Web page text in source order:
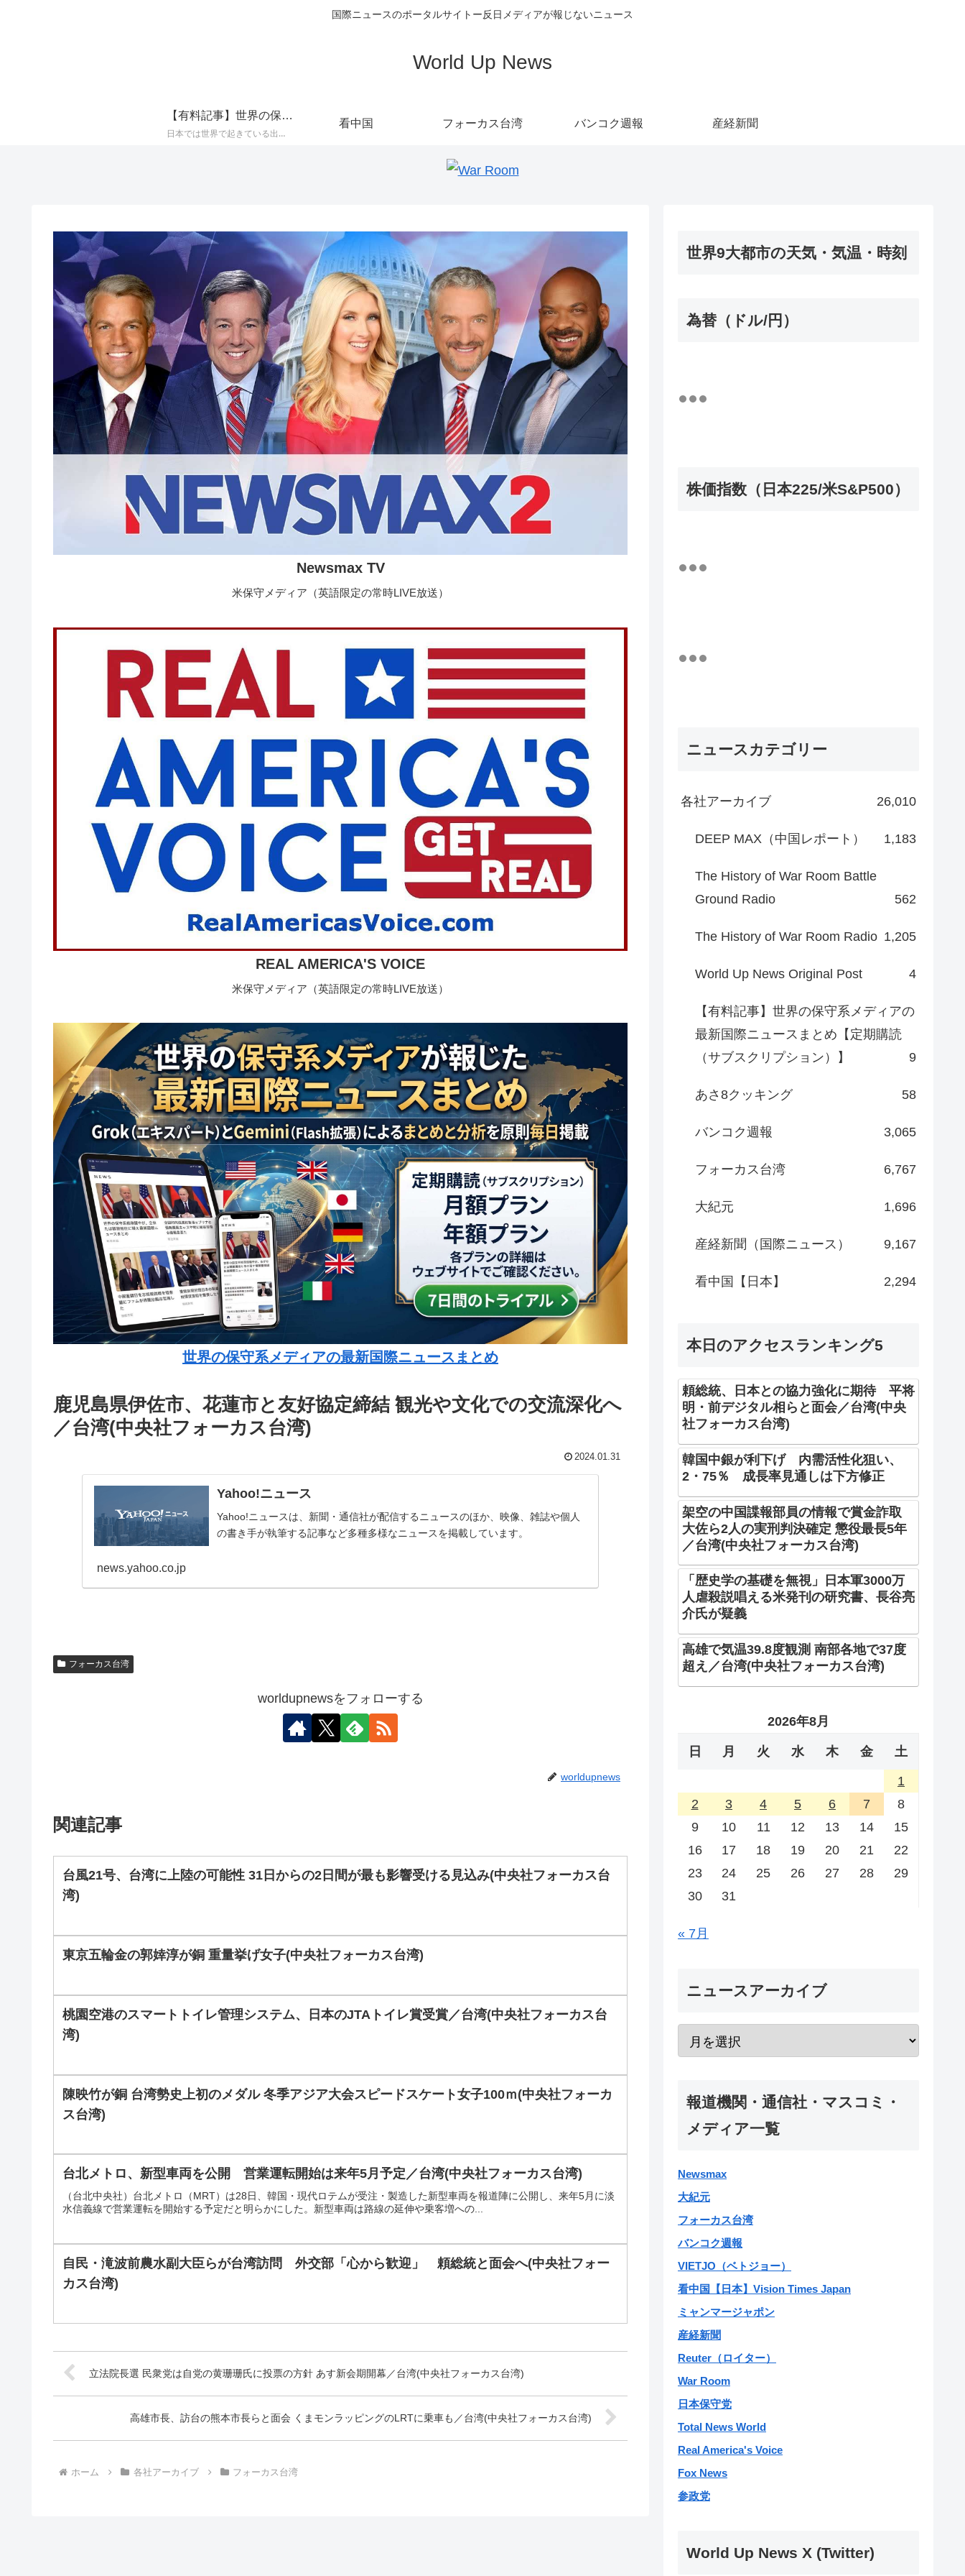
国際ニュースのポータルサイトー反日メディアが報じないニュース
World Up News
【有料記事】世界の保守系メディアの最新国際ニュースまとめ【定期購読（サブスクリプション）】
日本では世界で起きている出来事が報じられることが少なく、かつプロパガンダ（政治的宣伝）やフェイク（嘘）で塗り固められた海外メディアのニュースをそのまま垂れ流すメディアが多いことから、世界の保守系とされるメディアに絞り、その最新の国際ニュースをAIによって日本語でまとめて配信しております。
看中国 フォーカス台湾 バンコク週報 産経新聞
Newsmax TV
米保守メディア（英語限定の常時LIVE放送）
REAL AMERICA'S VOICE
米保守メディア（英語限定の常時LIVE放送）
世界の保守系メディアの最新国際ニュースまとめ
鹿児島県伊佐市、花蓮市と友好協定締結 観光や文化での交流深化へ
／台湾(中央社フォーカス台湾)
2024.01.31
Yahoo!ニュース
Yahoo!ニュースは、新聞・通信社が配信するニュースのほか、映像、雑誌や個人
の書き手が執筆する記事など多種多様なニュースを掲載しています。
news.yahoo.co.jp
フォーカス台湾
worldupnewsをフォローする
worldupnews
関連記事
台風21号、台湾に上陸の可能性 31日からの2日間が最も影響受ける見込み(中央社フォーカス台
湾)
東京五輪金の郭婞淳が銅 重量挙げ女子(中央社フォーカス台湾)
桃園空港のスマートトイレ管理システム、日本のJTAトイレ賞受賞／台湾(中央社フォーカス台
湾)
陳映竹が銅 台湾勢史上初のメダル 冬季アジア大会スピードスケート女子100ｍ(中央社フォーカ
ス台湾)
台北メトロ、新型車両を公開 営業運転開始は来年5月予定／台湾(中央社フォーカス台湾)
（台北中央社）台北メトロ（MRT）は28日、韓国・現代ロテムが受注・製造した新型車両を報道陣に公開し、来年5月に淡
水信義線で営業運転を開始する予定だと明らかにした。新型車両は路線の延伸や乗客増への...
自民・滝波前農水副大臣らが台湾訪問 外交部「心から歓迎」 頼総統と面会へ(中央社フォー
カス台湾)
立法院長選 民衆党は自党の黄珊珊氏に投票の方針 あす新会期開幕／台湾(中央社フォーカス台湾)
高雄市長、訪台の熊本市長らと面会 くまモンラッピングのLRTに乗車も／台湾(中央社フォーカス台湾)
ホーム 各社アーカイブ フォーカス台湾
世界9大都市の天気・気温・時刻
為替（ドル/円）
株価指数（日本225/米S&P500）
ニュースカテゴリー
各社アーカイブ 26,010
DEEP MAX（中国レポート） 1,183
The History of War Room Battle
Ground Radio
562
The History of War Room Radio 1,205
World Up News Original Post 4
【有料記事】世界の保守系メディアの
最新国際ニュースまとめ【定期購読
（サブスクリプション）】
9
あさ8クッキング 58
バンコク週報 3,065
フォーカス台湾 6,767
大紀元 1,696
産経新聞（国際ニュース） 9,167
看中国【日本】 2,294
本日のアクセスランキング5
頼総統、日本との協力強化に期待 平将
明・前デジタル相らと面会／台湾(中央
社フォーカス台湾)
韓国中銀が利下げ 内需活性化狙い、
2・75％ 成長率見通しは下方修正
架空の中国諜報部員の情報で賞金詐取
大佐ら2人の実刑判決確定 懲役最長5年
／台湾(中央社フォーカス台湾)
「歴史学の基礎を無視」日本軍3000万
人虐殺説唱える米発刊の研究書、長谷亮
介氏が疑義
高雄で気温39.8度観測 南部各地で37度
超え／台湾(中央社フォーカス台湾)
2026年8月
日 月 火 水 木 金 土
1
2
3 4 5 6 7
8
9
10 11 12 13 14
15
16
17 18 19 20 21
22
23
24 25 26 27 28
29
30
31
« 7月
ニュースアーカイブ
報道機関・通信社・マスコミ・
メディア一覧
Newsmax
大紀元
フォーカス台湾
バンコク週報
VIETJO（ベトジョー）
看中国【日本】Vision Times Japan
ミャンマージャポン
産経新聞
Reuter（ロイター）
War Room
日本保守党
Total News World
Real America's Voice
Fox News
参政党
World Up News X (Twitter)